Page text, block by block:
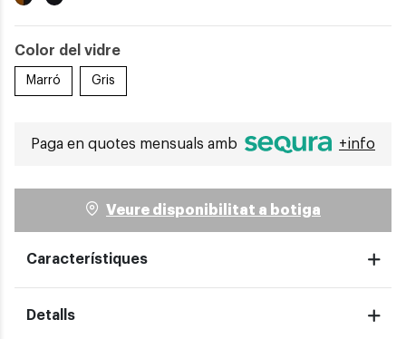
Color del vidre
Marró Gris
Paga en quotes mensuals amb +info
Veure disponibilitat a botiga
Característiques
Detalls